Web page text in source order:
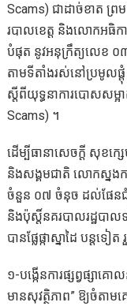
Scams) ជាដាច់ខាត ព្រ
របាលខេត្ត និងលោកអធិក
បំផុត នូវអនុក្រឹត្យលេខ ០
តាមទីតាំងរស់នៅប្រមូលផ្
ស្តីពីយុទ្ធនាការបោសសម្អា
Scams) ។
ដើម្បីធានាសេចក្តី សុខក្សេ
និងសង្គមជាតិ លោកស្នង
ចំនួន ០៧ ចំនុច ដល់ផែន
និងប៉ុស្តិ៍នគរបាលរដ្ឋបា
បានផ្លែផ្កាស្នាដៃ បន្តទៀ
១-បង្កើនការផ្សព្វផ្សា
មានសុវត្ថិភាព” ឱ្យចំតា